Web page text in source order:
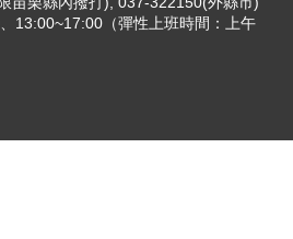
13:00~17:00（彈性上班時間：上午